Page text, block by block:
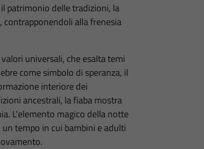
patrimonio delle tradizioni, la
alla frenesia
universali, che esalta temi
come simbolo di speranza, il
interiore dei
ancestrali, la fiaba mostra
L'elemento magico della notte
tempo in cui bambini e adulti